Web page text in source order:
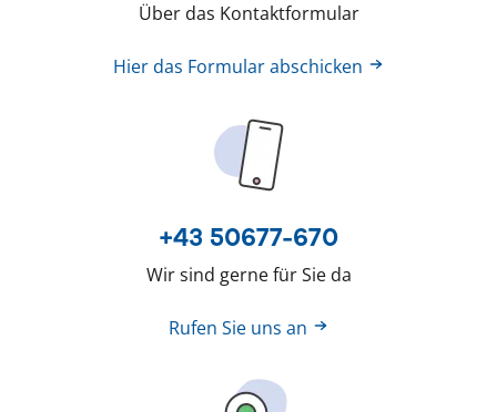
Über das Kontaktformular
Hier das Formular abschicken
+43 50677-670
Wir sind gerne für Sie da
Rufen Sie uns an